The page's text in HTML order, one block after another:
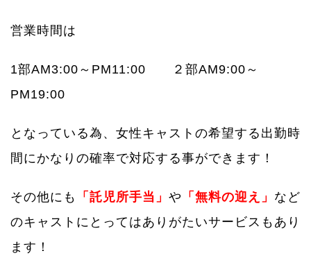
営業時間は
1部AM3:00～PM11:00 ２部AM9:00～
PM19:00
となっている為、女性キャストの希望する出勤時
間にかなりの確率で対応する事ができます！
その他にも 「託児所手当」 や 「無料の迎え」 など
のキャストにとってはありがたいサービスもあり
ます！